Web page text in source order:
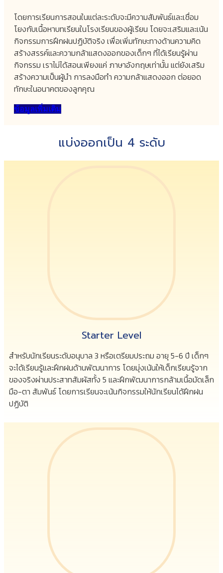
โดยการเรียนการสอนในแต่ละระดับจะมีความสัมพันธ์และเชื่อม
โยงกับเนื้อหาบทเรียนในโรงเรียนของผู้เรียน โดยจะเสริมและเน้น
กิจกรรมการฝึกฝนปฏิบัติจริง เพื่อเพิ่มทักษะทางด้านความคิด
สร้างสรรค์และความกล้าแสดงออกของเด็กๆ ที่ได้เรียนรู้ผ่าน
กิจกรรม เราไม่ได้สอนเพียงแค่ ภาษาอังกฤษเท่านั้น แต่ยังเสริม
สร้างความเป็นผู้นำ การลงมือทำ ความกล้าแสดงออก ต่อยอด
ทักษะในอนาคตของลูกคุณ
ข้อมูลเพิ่มเติม
แบ่งออกเป็น 4 ระดับ
Starter Level
สำหรับนักเรียนระดับอนุบาล 3 หรือเตรียมประถม อายุ 5-6 ปี เด็กๆ
จะได้เรียนรู้และฝึกฝนด้านพัฒนาการ โดยมุ่งเน้นให้เด็กเรียนรู้จาก
ของจริงผ่านประสาทสัมผัสทั้ง 5 และฝึกพัฒนาการกล้ามเนื้อมัดเล็ก
มือ-ตา สัมพันธ์ โดยการเรียนจะเน้นกิจกรรมให้นักเรียนได้ฝึกฝน
ปฏิบัติ